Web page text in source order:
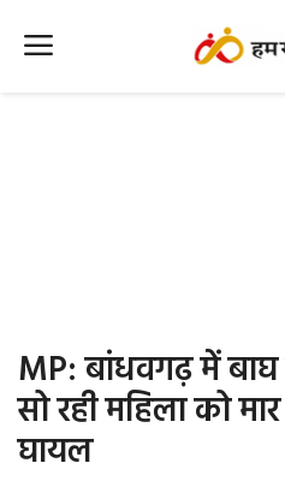
Office Office
Political Gossips
MP: बांधवगढ़ में
सो रही महिला को
घायल